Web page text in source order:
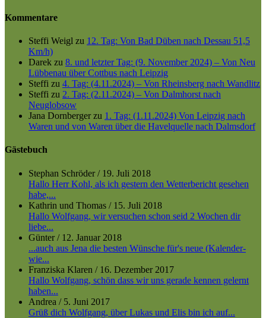
Kommentare
Steffi Weigl zu 12. Tag: Von Bad Düben nach Dessau 51,5
Km/h)
Darek zu 8. und letzter Tag: (9. November 2024) – Von Neu
Lübbenau über Cottbus nach Leipzig
Steffi zu 4. Tag: (4.11.2024) – Von Rheinsberg nach Wandlitz
Steffi zu 2. Tag: (2.11.2024) – Von Dalmhorst nach
Neuglobsow
Jana Dornbergerzu 1. Tag: (1.11.2024) Von Leipzig nach
Waren und von Waren über die Havelquelle nach Dalmsdorf
Gästebuch
Stephan Schröder/ 19. Juli 2018
Hallo Herr Kohl, als ich gestern den Wetterbericht gesehen
habe,...
Kathrin und Thomas / 15. Juli 2018
Hallo Wolfgang, wir versuchen schon seid 2 Wochen dir
liebe...
Günter/ 12. Januar 2018
...auch aus Jena die besten Wünsche für's neue (Kalender-
wie...
Franziska Klaren / 16. Dezember 2017
Hallo Wolfgang, schön dass wir uns gerade kennen gelernt
haben...
Andrea / 5. Juni 2017
Grüß dich Wolfgang, über Lukas und Elis bin ich auf...